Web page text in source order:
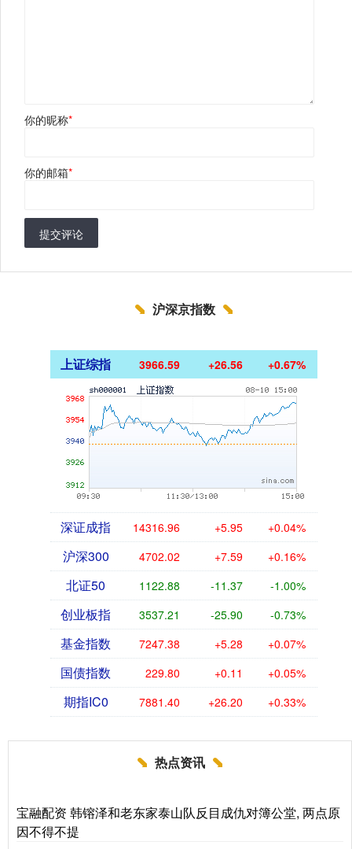
你的昵称*
你的邮箱*
提交评论
沪深京指数
上证综指 3966.59 +26.56 +0.67%
深证成指 14316.96 +5.95 +0.04%
沪深300 4702.02 +7.59 +0.16%
北证50 1122.88 -11.37 -1.00%
创业板指 3537.21 -25.90 -0.73%
基金指数 7247.38 +5.28 +0.07%
国债指数 229.80 +0.11 +0.05%
期指IC0 7881.40 +26.20 +0.33%
热点资讯
宝融配资 韩镕泽和老东家泰山队反目成仇对簿公堂, 两点原
因不得不提